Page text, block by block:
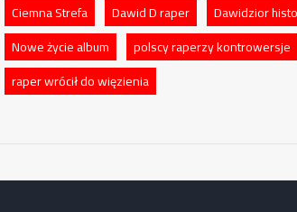
Ciemna Strefa Dawid D raper Dawidzior
Nowe życie album
polscy raperzy kontrowersje
raper wrócił do więzienia